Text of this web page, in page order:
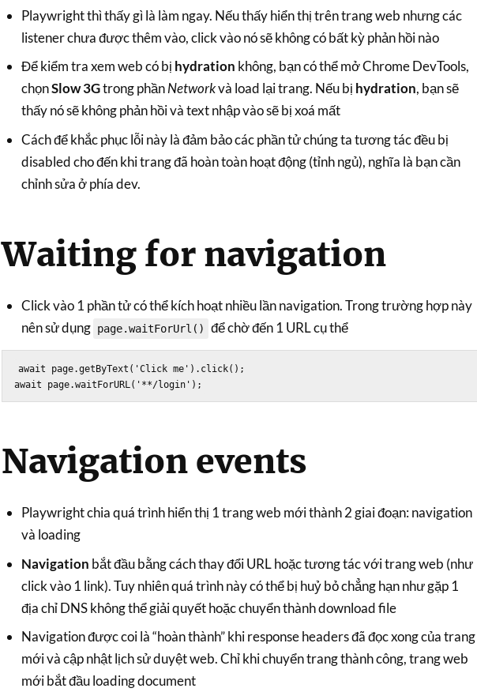
Playwright thì thấy gì là làm ngay. Nếu thấy hiển thị trên trang web nhưng các
listener chưa được thêm vào, click vào nó sẽ không có bất kỳ phản hồi nào
Để kiểm tra xem web có bị hydration không, bạn có thể mở Chrome DevTools,
chọnSlow 3Gtrong phầnNetworkvà load lại trang. Nếu bị hydration, bạn sẽ
thấy nó sẽ không phản hồi và text nhập vào sẽ bị xoá mất
Cách để khắc phục lỗi này là đảm bảo các phần tử chúng ta tương tác đều bị
disabled cho đến khi trang đã hoàn toàn hoạt động (tỉnh ngủ), nghĩa là bạn cần
chỉnh sửa ở phía dev.
Waiting for navigation
Click vào 1 phần tử có thể kích hoạt nhiều lần navigation. Trong trường hợp này
nên sử dụng page.waitForUrl() để chờ đến 1 URL cụ thể
await page.getByText('Click me').click();
Navigation events
Playwright chia quá trình hiển thị 1 trang web mới thành 2 giai đoạn: navigation
và loading
Navigation bắt đầu bằng cách thay đổi URL hoặc tương tác với trang web (như
click vào 1 link). Tuy nhiên quá trình này có thể bị huỷ bỏ chẳng hạn như gặp 1
địa chỉ DNS không thể giải quyết hoặc chuyển thành download file
Navigation được coi là “hoàn thành” khi response headers đã đọc xong của trang
mới và cập nhật lịch sử duyệt web. Chỉ khi chuyển trang thành công, trang web
mới bắt đầu loading document